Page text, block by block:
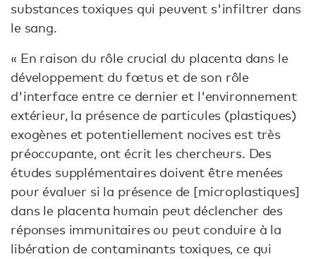
substances toxiques qui peuvent s'infiltrer dans
le sang.
« En raison du rôle crucial du placenta dans le
développement du fœtus et de son rôle
d'interface entre ce dernier et l'environnement
extérieur, la présence de particules (plastiques)
exogènes et potentiellement nocives est très
préoccupante, ont écrit les chercheurs. Des
études supplémentaires doivent être menées
pour évaluer si la présence de [microplastiques]
dans le placenta humain peut déclencher des
réponses immunitaires ou peut conduire à la
libération de contaminants toxiques, ce qui